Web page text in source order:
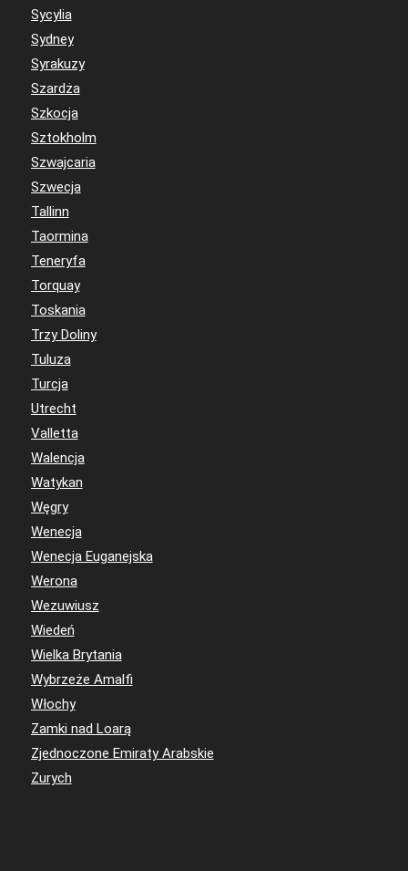
Sycylia
Sydney
Syrakuzy
Szardża
Szkocja
Sztokholm
Szwajcaria
Szwecja
Tallinn
Taormina
Teneryfa
Torquay
Toskania
Trzy Doliny
Tuluza
Turcja
Utrecht
Valletta
Walencja
Watykan
Węgry
Wenecja
Wenecja Euganejska
Werona
Wezuwiusz
Wiedeń
Wielka Brytania
Wybrzeże Amalfi
Włochy
Zamki nad Loarą
Zjednoczone Emiraty Arabskie
Zurych